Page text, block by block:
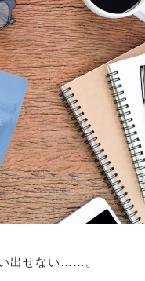
い出せない……。